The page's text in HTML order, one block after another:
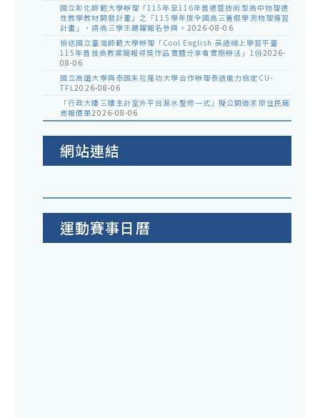
國立彰化師範大學辦理「115年至116年普通暨技術型高中物理適
性教學教材開發計畫」之「115學年度全國高三暑假學測物理複習
計畫」，請高三學生踴躍報名參與。 2026-08-06
檢送國立臺灣師範大學辦理「Cool English 英語線上學習平臺
115年普技高教案簡報得獎作品實體分享會實施辦法」1份2026-
08-06
國立高雄大學與泰國朱拉隆功大學合作辦理泰語能力檢定CU-
TFL2026-08-06
「行政大樓三樓主計室外平台漏水整修一式」擬公開徵求原住民廠
商報價單2026-08-06
網站連結
運動賽事日曆